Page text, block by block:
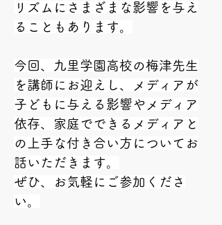
リズムにさまざまな影響を与え
ることもあります。
今回、九里学園高校の梅津先生
を講師にお迎えし、メディアが
子どもに与える影響やメディア
依存、家庭でできるメディアと
の上手な付き合い方についてお
話いただきます。
ぜひ、お気軽にご参加くださ
い。